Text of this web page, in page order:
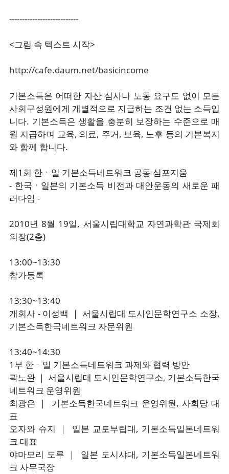
---------------------------
<그림 속 텍스트 시작>
http://cafe.daum.net/basicincome
기본소득은 어떠한 자산 심사나 노동 요구도 없이 모든
사회구성원에게 개별적으로 지급하는 조건 없는 소득입
니다. 기본소득은 생활을 충분히 보장하는 수준으로 매
월 지급하며 교육, 의료, 주거, 보육, 노후 등의 기본복지
와 함께 합니다.
제1회 한ㆍ일 기본소득네트워크 공동 심포지움
- 한국ㆍ일본의 기본소득 비전과 대안운동의 새로운 패
러다임 -
2010년 8월 19일, 서울시립대학교 자연과학관 국제회
의장(2층)
13:00~13:30
참가등록
13:30~13:40
개회사 - 이성백 ｜ 서울시립대 도시인문학연구소 소장,
기본소득한국네트워크 자문위원
13:40~14:30
1부 한ㆍ일 기본소득네트워크 과제와 협력 방안
곽노완 ｜ 서울시립대 도시인문학연구소, 기본소득한국
네트워크 운영위원
최광은 ｜ 기본소득한국네트워크 운영위원, 사회당 대
표
오자와 슈지 ｜ 일본 교토부립대, 기본소득일본네트워
크 대표
야마모리 도루 ｜ 일본 도시샤대, 기본소득일본네트워
크 사무국장